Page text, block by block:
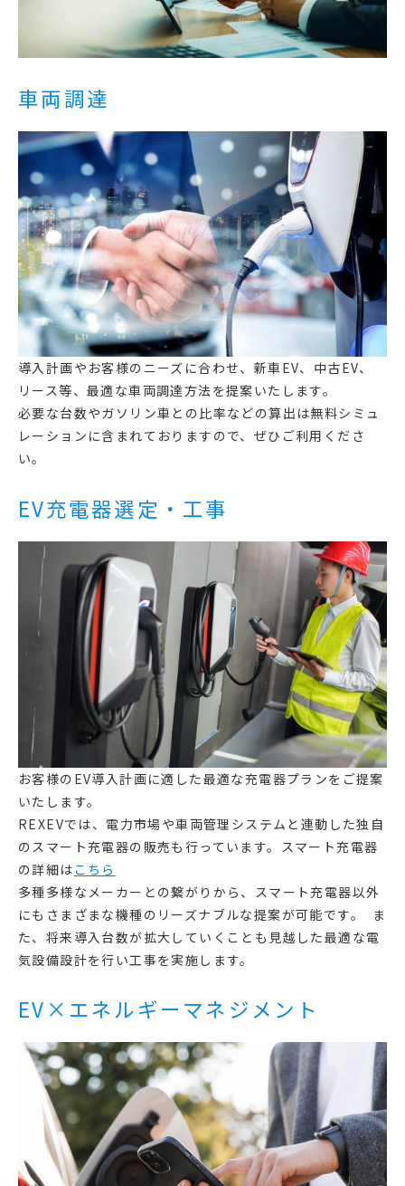
車両調達
導入計画やお客様のニーズに合わせ、新車EV、中古EV、
リース等、最適な車両調達方法を提案いたします。
必要な台数やガソリン車との比率などの算出は無料シミュ
レーションに含まれておりますので、ぜひご利用くださ
い。
EV充電器選定・工事
お客様のEV導入計画に適した最適な充電器プランをご提案
いたします。
REXEVでは、電力市場や車両管理システムと連動した独自
のスマート充電器の販売も行っています。スマート充電器
の詳細は こちら
多種多様なメーカーとの繋がりから、スマート充電器以外
にもさまざまな機種のリーズナブルな提案が可能です。 ま
た、将来導入台数が拡大していくことも見越した最適な電
気設備設計を行い工事を実施します。
EV×エネルギーマネジメント